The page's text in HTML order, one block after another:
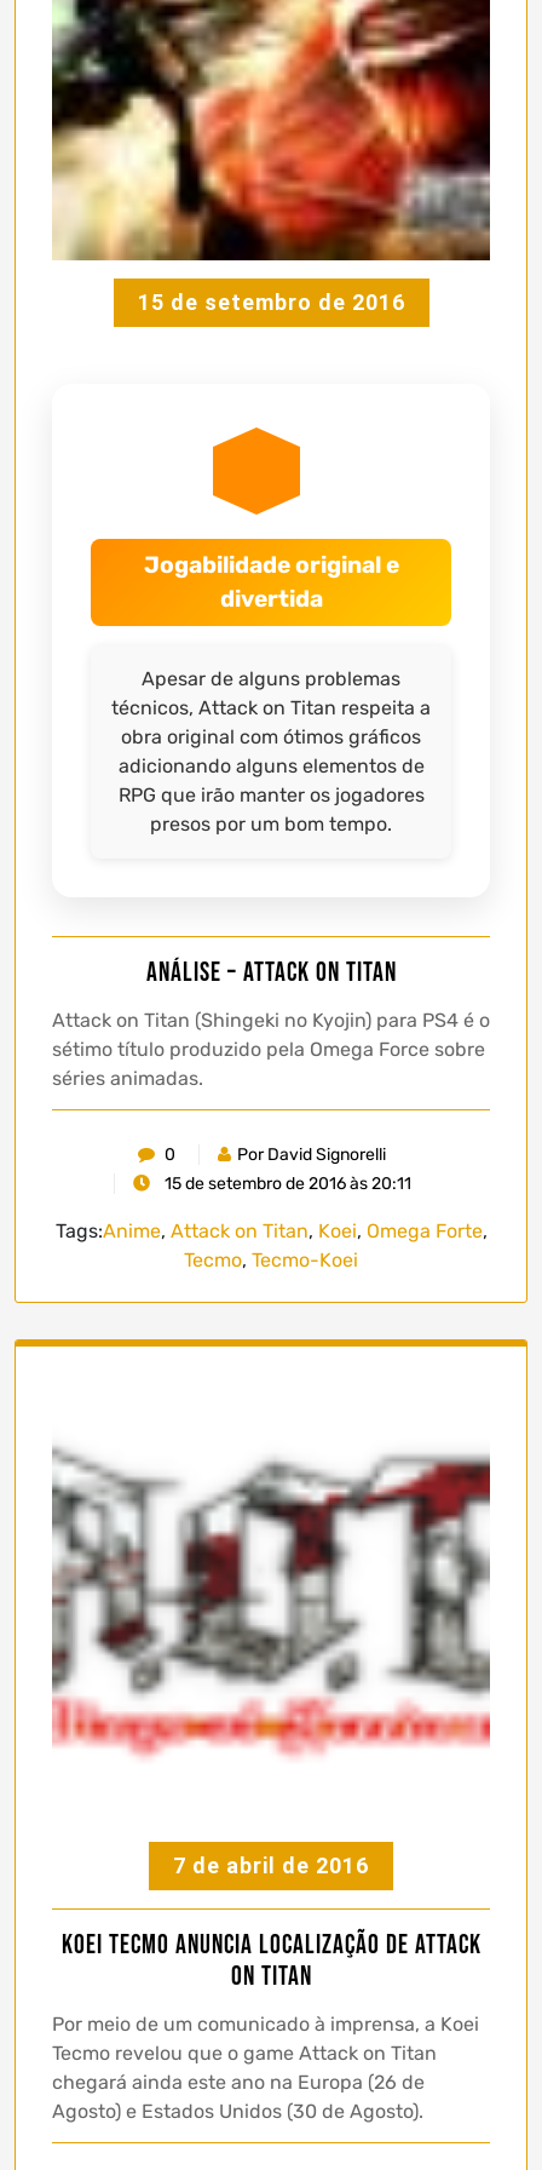
15 de setembro de 2016
Jogabilidade original e
divertida
Apesar de alguns problemas
técnicos, Attack on Titan respeita a
obra original com ótimos gráficos
adicionando alguns elementos de
RPG que irão manter os jogadores
presos por um bom tempo.
Análise – Attack on Titan
Attack on Titan (Shingeki no Kyojin) para PS4 é o
sétimo título produzido pela Omega Force sobre
séries animadas.
0
Por David Signorelli
15 de setembro de 2016 às 20:11
Tags:Anime, Attack on Titan, Koei, Omega Forte,
Tecmo, Tecmo-Koei
7 de abril de 2016
Koei Tecmo anuncia localização de Attack
on Titan
Por meio de um comunicado à imprensa, a Koei
Tecmo revelou que o game Attack on Titan
chegará ainda este ano na Europa (26 de
Agosto) e Estados Unidos (30 de Agosto).